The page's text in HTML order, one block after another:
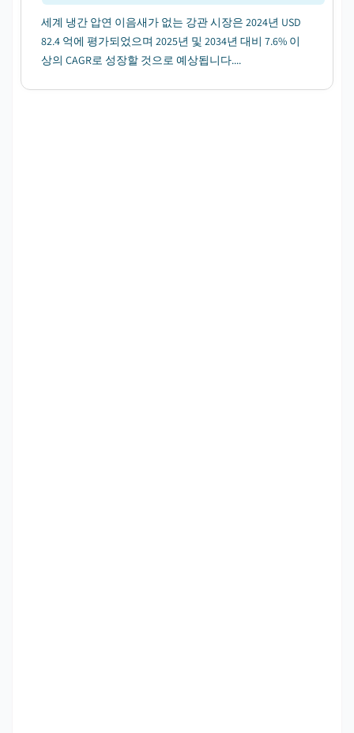
세계 냉간 압연 이음새가 없는 강관 시장은 2024년 USD
82.4 억에 평가되었으며 2025년 및 2034년 대비 7.6% 이
상의 CAGR로 성장할 것으로 예상됩니다....